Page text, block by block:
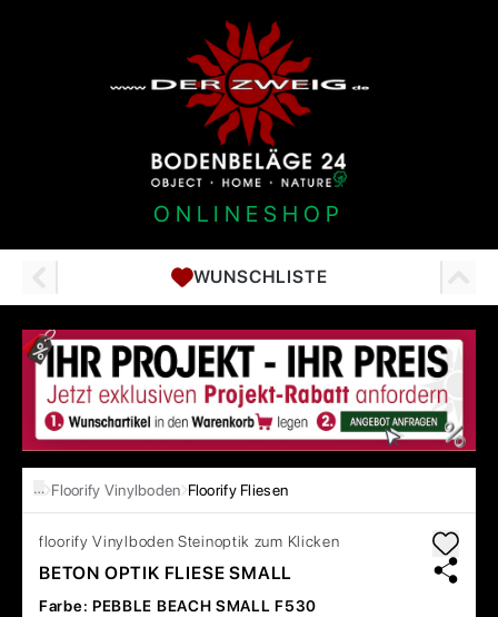
ONLINESHOP
WUNSCHLISTE
… Floorify Vinylboden Floorify Fliesen
floorify Vinylboden Steinoptik zum Klicken
BETON OPTIK FLIESE SMALL
Farbe: PEBBLE BEACH SMALL F530